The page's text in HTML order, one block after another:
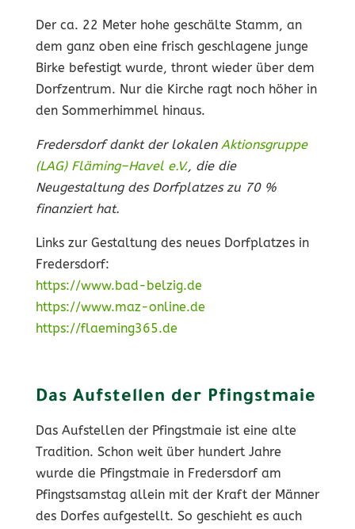
Der ca. 22 Meter hohe geschälte Stamm, an
dem ganz oben eine frisch geschlagene junge
Birke befestigt wurde, thront wieder über dem
Dorfzentrum. Nur die Kirche ragt noch höher in
den Sommerhimmel hinaus.
Fredersdorf dankt der lokalen Aktionsgruppe
(LAG) Fläming–Havel e.V., die die
Neugestaltung des Dorfplatzes zu 70 %
finanziert hat.
Links zur Gestaltung des neues Dorfplatzes in
Fredersdorf:
https://www.bad-belzig.de
https://www.maz-online.de
https://flaeming365.de
Das Aufstellen der Pfingstmaie
Das Aufstellen der Pfingstmaie ist eine alte
Tradition. Schon weit über hundert Jahre
wurde die Pfingstmaie in Fredersdorf am
Pfingstsamstag allein mit der Kraft der Männer
des Dorfes aufgestellt. So geschieht es auch